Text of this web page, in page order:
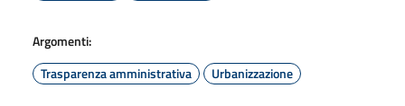
Argomenti:
Trasparenza amministrativa
Urbanizzazione